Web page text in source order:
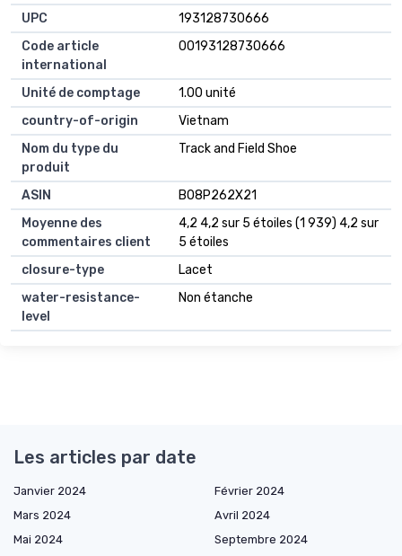
UPC
193128730666
Code article
international
00193128730666
Unité de comptage
1.00 unité
country-of-origin
Vietnam
Nom du type du
produit
Track and Field Shoe
ASIN
B08P262X21
Moyenne des
commentaires client
4,2 4,2 sur 5 étoiles (1 939) 4,2 sur
5 étoiles
closure-type
Lacet
water-resistance-
level
Non étanche
Les articles par date
Janvier 2024
Février 2024
Mars 2024
Avril 2024
Mai 2024
Septembre 2024